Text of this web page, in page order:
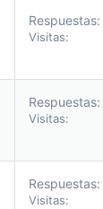
Respuestas
Visitas
Respuestas
Visitas
Respuestas
Visitas